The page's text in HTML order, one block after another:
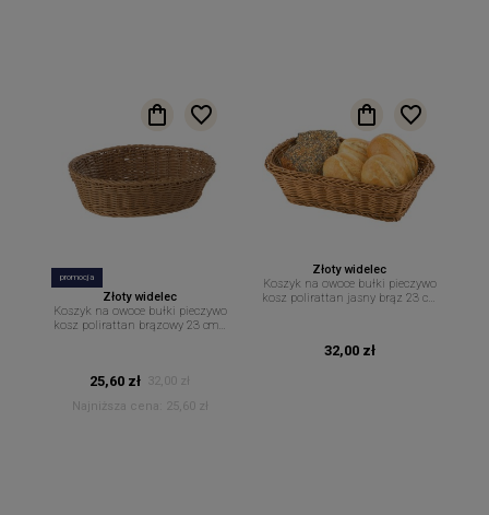
promocja
Złoty widelec
Koszyk na owoce bułki pieczywo
kosz polirattan brązowy 23 cm x
25,60 zł
32,00 zł
Najniższa cena:
25,60 zł
Złoty widelec
Koszyk na owoce bułki pieczywo
kosz polirattan jasny brąz 23 cm
32,00 zł